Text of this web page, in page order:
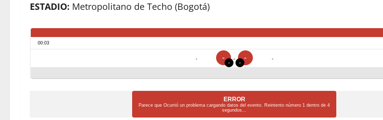
ESTADIO: Metropolitano de Techo (Bogotá)